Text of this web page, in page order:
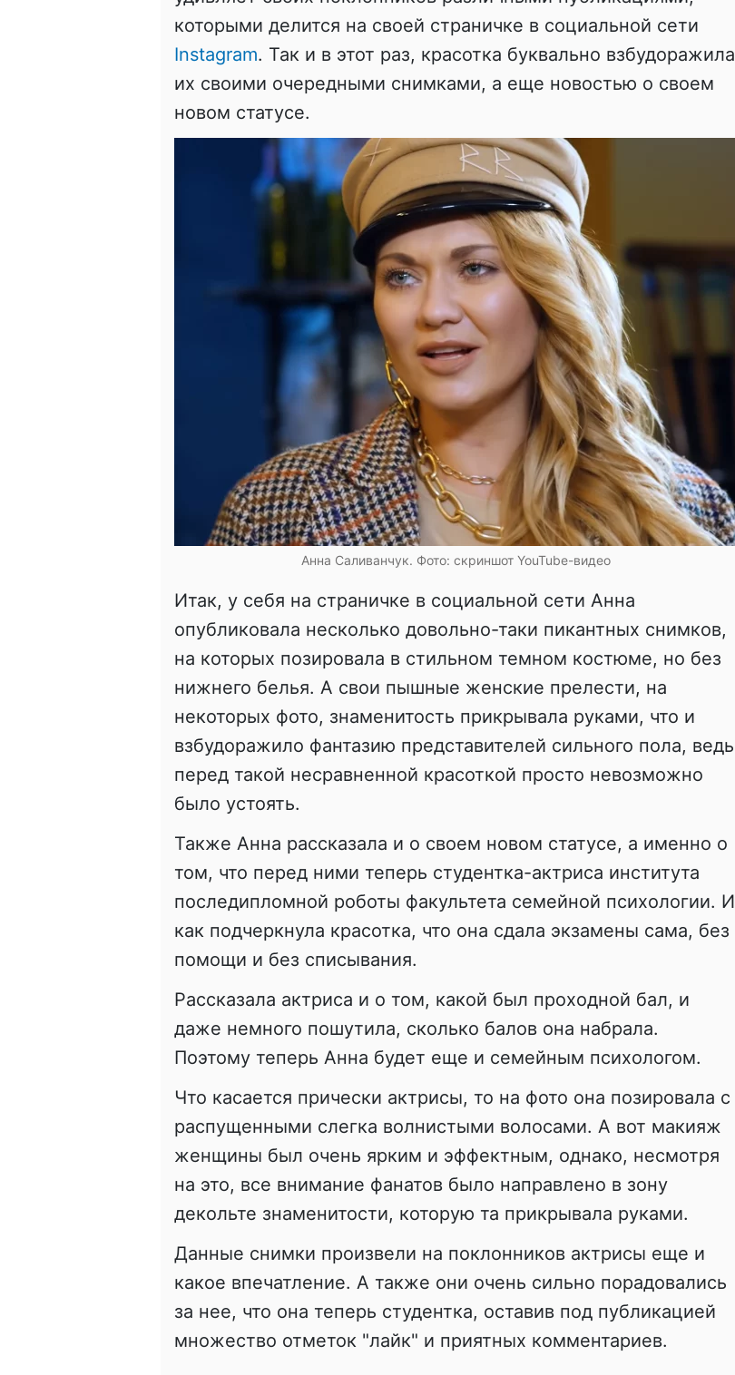
которыми делится на своей страничке в социальной сети
Instagram. Так и в этот раз, красотка буквально взбудоражила
их своими очередными снимками, а еще новостью о своем
новом статусе.
Анна Саливанчук. Фото: скриншот YouTube-видео
Итак, у себя на страничке в социальной сети Анна
опубликовала несколько довольно-таки пикантных снимков,
на которых позировала в стильном темном костюме, но без
нижнего белья. А свои пышные женские прелести, на
некоторых фото, знаменитость прикрывала руками, что и
взбудоражило фантазию представителей сильного пола, ведь
перед такой несравненной красоткой просто невозможно
было устоять.
Также Анна рассказала и о своем новом статусе, а именно о
том, что перед ними теперь студентка-актриса института
последипломной роботы факультета семейной психологии. И
как подчеркнула красотка, что она сдала экзамены сама, без
помощи и без списывания.
Рассказала актриса и о том, какой был проходной бал, и
даже немного пошутила, сколько балов она набрала.
Поэтому теперь Анна будет еще и семейным психологом.
Что касается прически актрисы, то на фото она позировала с
распущенными слегка волнистыми волосами. А вот макияж
женщины был очень ярким и эффектным, однако, несмотря
на это, все внимание фанатов было направлено в зону
декольте знаменитости, которую та прикрывала руками.
Данные снимки произвели на поклонников актрисы еще и
какое впечатление. А также они очень сильно порадовались
за нее, что она теперь студентка, оставив под публикацией
множество отметок "лайк" и приятных комментариев.